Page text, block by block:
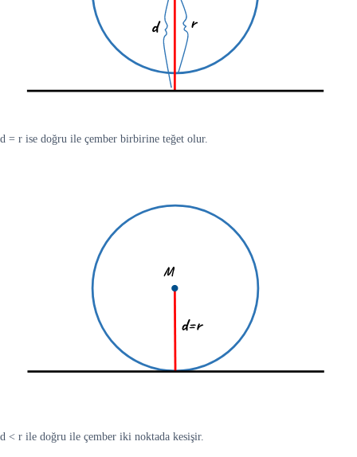
d = r ise doğru ile çember birbirine teğet olur.
d < r ile doğru ile çember iki noktada kesişir.